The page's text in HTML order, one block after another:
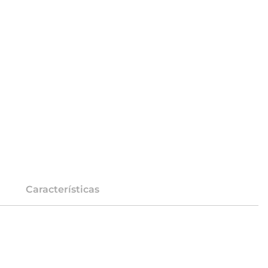
Características